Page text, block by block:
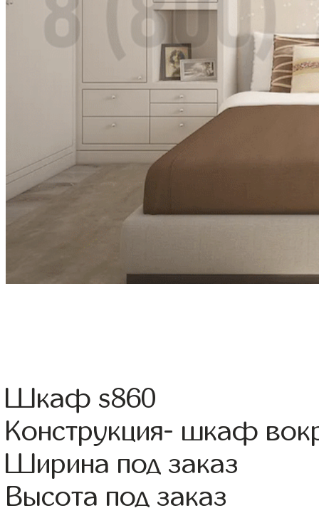
Шкаф s860
Конструкция- шкаф
Ширина под заказ
Высота под заказ